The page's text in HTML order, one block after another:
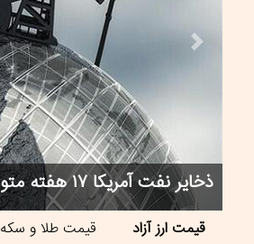
ذخایر نفت آمریکا ۱۷ هفته متوالی آب رفت
Previous
قیمت ارز آزاد قیمت طلا و سکه